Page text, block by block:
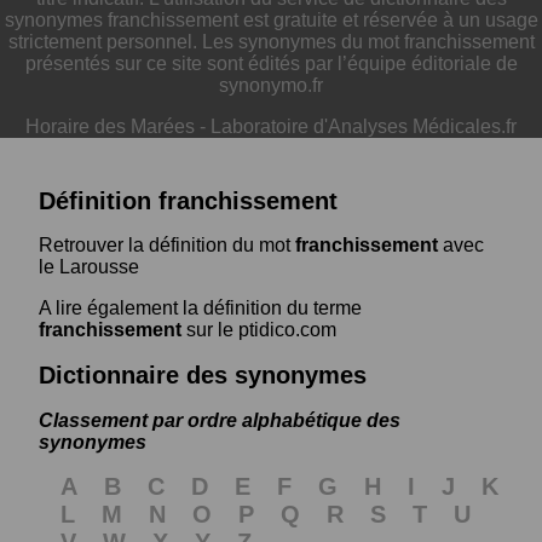
synonymes franchissement est gratuite et réservée à un usage
strictement personnel. Les synonymes du mot franchissement
présentés sur ce site sont édités par l’équipe éditoriale de
synonymo.fr
Horaire des Marées - Laboratoire d'Analyses Médicales.fr
Définition franchissement
Retrouver la définition du motfranchissement avec
le Larousse
A lire également la définition du terme
franchissement sur le ptidico.com
Dictionnaire des synonymes
Classement par ordre alphabétique des
synonymes
A B C D E F G H I J
K
L
M N O P Q R S T
U